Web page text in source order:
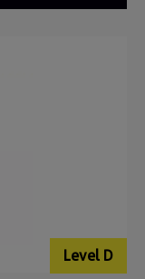
Level D